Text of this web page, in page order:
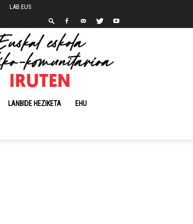
LAB.EUS
LANBIDE HEZIKETA EHU